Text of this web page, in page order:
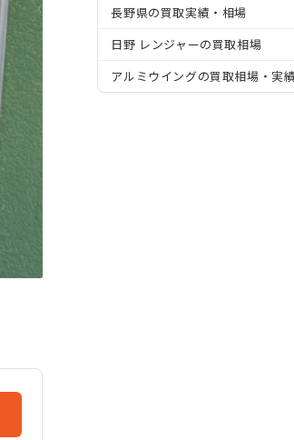
長野県の買取実績・相場
日野 レンジャーの買取相場
アルミウイングの買取相場・実